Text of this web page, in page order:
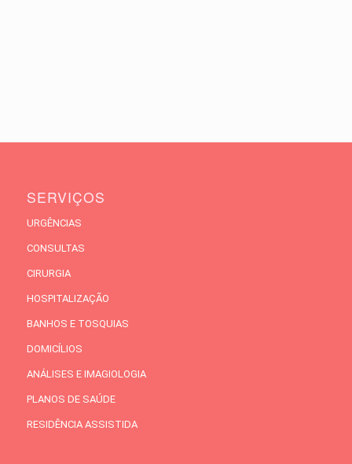
SERVIÇOS
URGÊNCIAS
CONSULTAS
CIRURGIA
HOSPITALIZAÇÃO
BANHOS E TOSQUIAS
DOMICÍLIOS
ANÁLISES E IMAGIOLOGIA
PLANOS DE SAÚDE
RESIDÊNCIA ASSISTIDA